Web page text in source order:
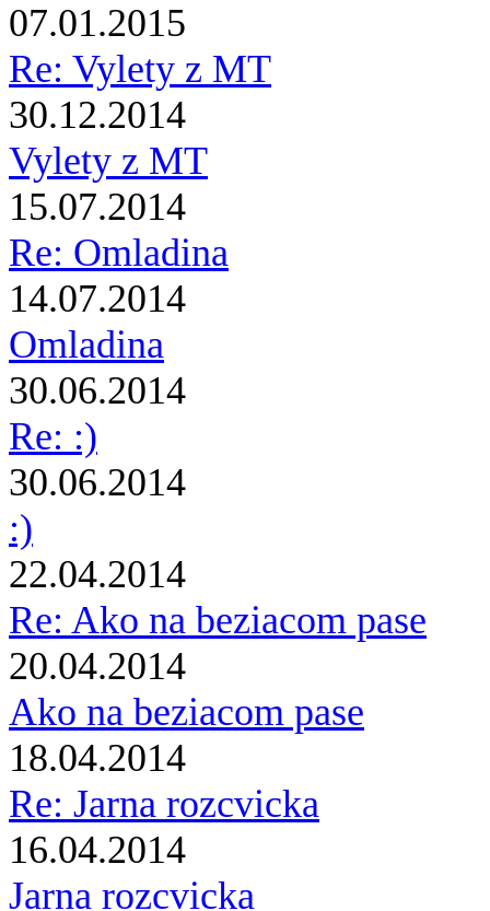
07.01.2015
Re: Vylety z MT
30.12.2014
Vylety z MT
15.07.2014
Re: Omladina
14.07.2014
Omladina
30.06.2014
Re: :)
30.06.2014
:)
22.04.2014
Re: Ako na beziacom pase
20.04.2014
Ako na beziacom pase
18.04.2014
Re: Jarna rozcvicka
16.04.2014
Jarna rozcvicka